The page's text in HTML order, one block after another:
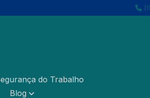
Segurança do Trabalho
Blog